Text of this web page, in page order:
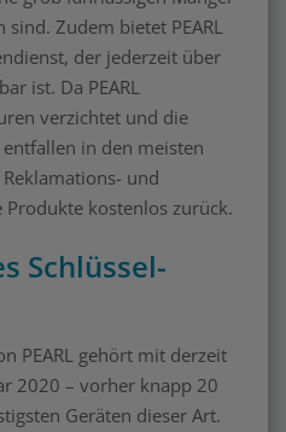
Zudem bietet PEARL
der jederzeit über
ist. Da PEARL
verzichtet und die
in den meisten
und
Produkte kostenlos zurück.
Schlüssel-
PEARL gehört mit derzeit
2020 – vorher knapp 20
Geräten dieser Art.